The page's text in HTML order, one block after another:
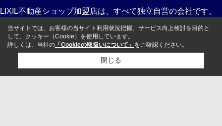
LIXIL不動産ショップ加盟店は、すべて独立自営の会社です。
当サイトでは、お客様の当サイト利用状況把握、サービス向上検討を目的と
して、クッキー（Cookie）を使用しています。
詳しくは、当社の 「Cookieの取扱いについて」 をご確認ください。
閉じる